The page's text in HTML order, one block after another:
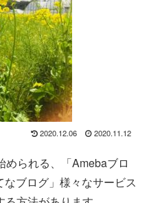
2020.12.06 2020.11.12
られる、「Amebaブロ
ブログ」様々なサービス